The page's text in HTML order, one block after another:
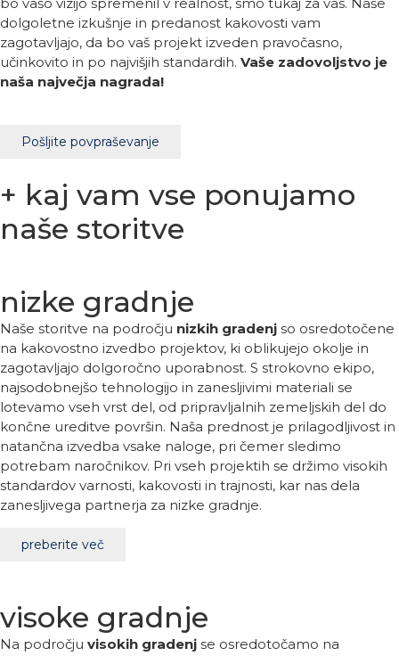
dolgoletne izkušnje in predanost kakovosti vam
zagotavljajo, da bo vaš projekt izveden pravočasno,
učinkovito in po najvišjih standardih. Vaše zadovoljstvo je
naša največja nagrada!
Pošljite povpraševanje
+ kaj vam vse ponujamo
naše storitve
nizke gradnje
Naše storitve na področju nizkih gradenj so osredotočene
na kakovostno izvedbo projektov, ki oblikujejo okolje in
zagotavljajo dolgoročno uporabnost. S strokovno ekipo,
najsodobnejšo tehnologijo in zanesljivimi materiali se
lotevamo vseh vrst del, od pripravljalnih zemeljskih del do
končne ureditve površin. Naša prednost je prilagodljivost in
natančna izvedba vsake naloge, pri čemer sledimo
potrebam naročnikov. Pri vseh projektih se držimo visokih
standardov varnosti, kakovosti in trajnosti, kar nas dela
zanesljivega partnerja za nizke gradnje.
preberite več
visoke gradnje
Na področju visokih gradenj se osredotočamo na